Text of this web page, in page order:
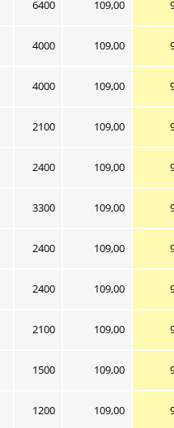
6400 Nuværende
109,00
4000 Nuværende
109,00
4000 Nuværende
109,00
2100 Nuværende
109,00
2400 Nuværende
109,00
3300 Nuværende
109,00
2400 Nuværende
109,00
2400 Nuværende
109,00
2100 Nuværende
109,00
1500 Nuværende
109,00
1200 Nuværende
109,00